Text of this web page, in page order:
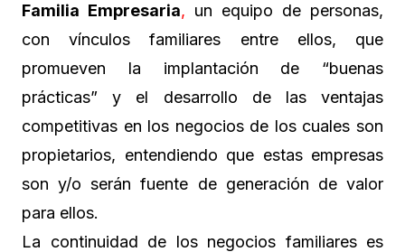
Familia Empresaria, un equipo de personas,
con vínculos familiares entre ellos, que
promueven la implantación de “buenas
prácticas” y el desarrollo de las ventajas
competitivas en los negocios de los cuales son
propietarios, entendiendo que estas empresas
son y/o serán fuente de generación de valor
para ellos.
La continuidad de los negocios familiares es